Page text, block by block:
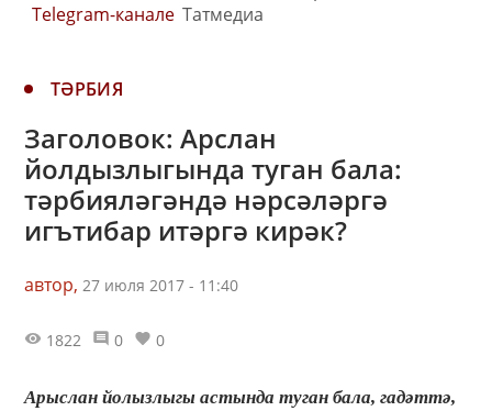
Telegram-канале Татмедиа
ТӘРБИЯ
Заголовок: Арслан
йолдызлыгында туган бала:
тәрбияләгәндә нәрсәләргә
игътибар итәргә кирәк?
автор, 27 июля 2017 - 11:40
1822 0 0
Арыслан йолызлыгы астында туган бала, гадәттә,